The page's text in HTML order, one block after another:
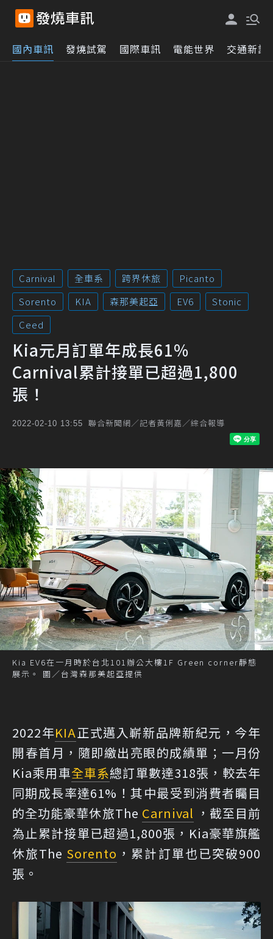
國內車訊 發燒試駕 國際車訊 電能世界 交通新訊
Carnival 全車系 跨界休旅
Picanto
Sorento
KIA 森那美起亞 EV6
Stonic
Ceed
Kia元月訂單年成長61%
Carnival累計接單已超過1,800
張！
2022-02-10 13:55 聯合新聞網／記者黃俐嘉／綜合報導
Kia EV6在一月時於台北101辦公大樓1F Green corner靜態
展示。 圖／台灣森那美起亞提供
2022年KIA正式邁入嶄新品牌新紀元，今年
開春首月，隨即繳出亮眼的成績單；一月份
Kia乘用車全車系總訂單數達318張，較去年
同期成長率達61%！其中最受到消費者矚目
的全功能豪華休旅The Carnival ，截至目前
為止累計接單已超過1,800張，Kia豪華旗艦
休旅The Sorento ，累計訂單也已突破900
張。